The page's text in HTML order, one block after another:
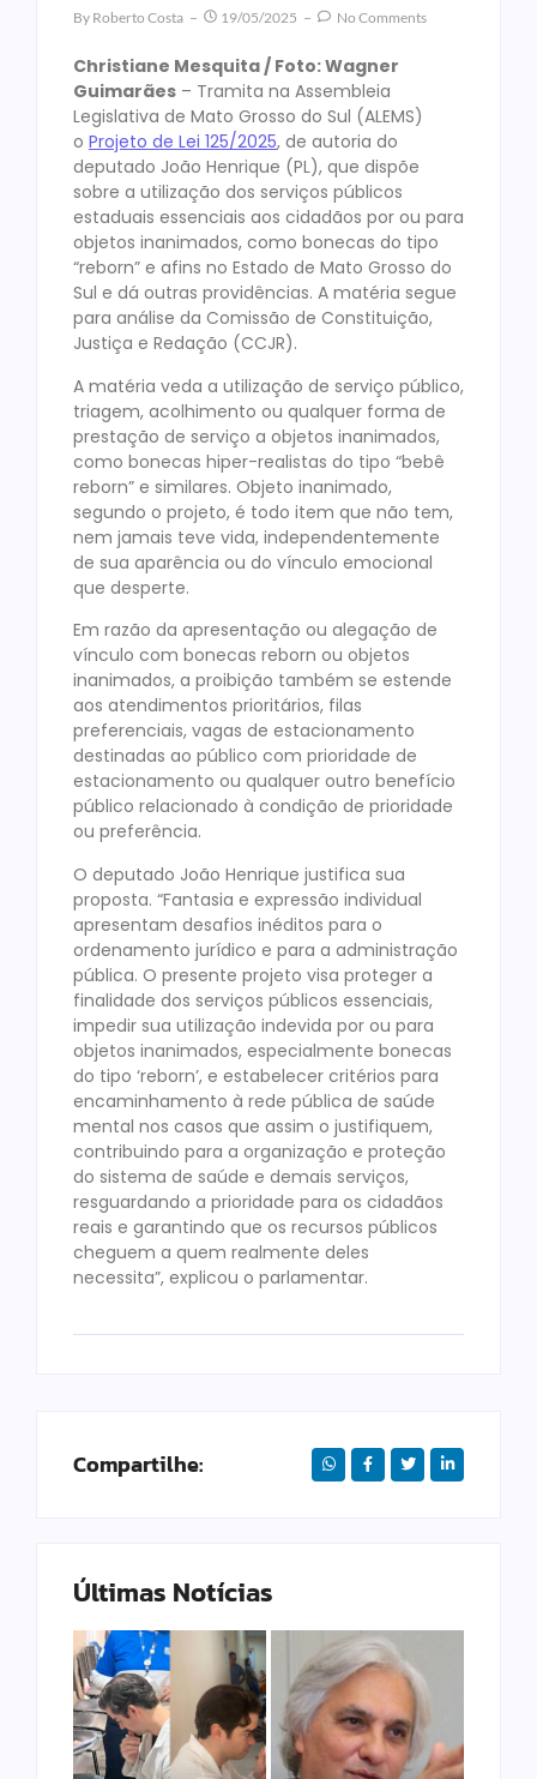
By Roberto Costa 19/05/2025 No Comments
Christiane Mesquita / Foto: Wagner
Guimarães – Tramita na Assembleia
Legislativa de Mato Grosso do Sul (ALEMS)
o Projeto de Lei 125/2025, de autoria do
deputado João Henrique (PL), que dispõe
sobre a utilização dos serviços públicos
estaduais essenciais aos cidadãos por ou para
objetos inanimados, como bonecas do tipo
“reborn” e afins no Estado de Mato Grosso do
Sul e dá outras providências. A matéria segue
para análise da Comissão de Constituição,
Justiça e Redação (CCJR).
A matéria veda a utilização de serviço público,
triagem, acolhimento ou qualquer forma de
prestação de serviço a objetos inanimados,
como bonecas hiper-realistas do tipo “bebê
reborn” e similares. Objeto inanimado,
segundo o projeto, é todo item que não tem,
nem jamais teve vida, independentemente
de sua aparência ou do vínculo emocional
que desperte.
Em razão da apresentação ou alegação de
vínculo com bonecas reborn ou objetos
inanimados, a proibição também se estende
aos atendimentos prioritários, filas
preferenciais, vagas de estacionamento
destinadas ao público com prioridade de
estacionamento ou qualquer outro benefício
público relacionado à condição de prioridade
ou preferência.
O deputado João Henrique justifica sua
proposta. “Fantasia e expressão individual
apresentam desafios inéditos para o
ordenamento jurídico e para a administração
pública. O presente projeto visa proteger a
finalidade dos serviços públicos essenciais,
impedir sua utilização indevida por ou para
objetos inanimados, especialmente bonecas
do tipo ‘reborn’, e estabelecer critérios para
encaminhamento à rede pública de saúde
mental nos casos que assim o justifiquem,
contribuindo para a organização e proteção
do sistema de saúde e demais serviços,
resguardando a prioridade para os cidadãos
reais e garantindo que os recursos públicos
cheguem a quem realmente deles
necessita”, explicou o parlamentar.
Compartilhe:
Últimas Notícias